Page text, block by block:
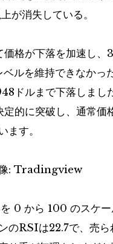
が消失している。
格が下落を加速し
ルを維持できなかっ
ドルまで下落しま
的に突破し、通常価
ます。
像: Tradingview
0 から 100 のスケ
のRSIは22.7で、売